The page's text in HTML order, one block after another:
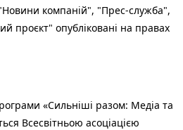
компаній", "Прес-служба",
проєкт" опубліковані на правах
«Сильніші разом: Медіа та
Всесвітньою асоціацією